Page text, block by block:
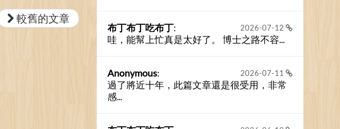
較舊的文章
2026-07-12
布丁布丁吃布丁:
哇，能幫上忙真是太好了。 博士之路不容...
2026-07-11
Anonymous:
過了將近十年，此篇文章還是很受用，非常
感...